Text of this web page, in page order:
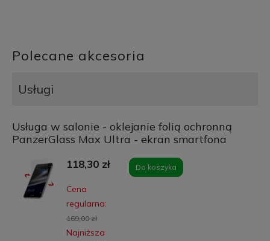
Polecane akcesoria
Usługi
Usługa w salonie - oklejanie folią ochronną
PanzerGlass Max Ultra - ekran smartfona
118,30 zł
Cena
regularna:
169,00 zł
Najniższa
Do koszyka